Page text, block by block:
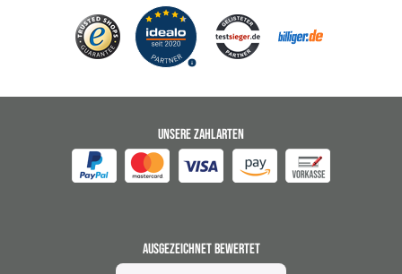
UNSERE ZAHLARTEN
AUSGEZEICHNET BEWERTET